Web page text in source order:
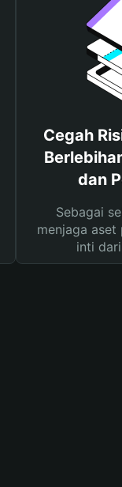
Cegah
dan
Sebagai
menjaga aset
inti